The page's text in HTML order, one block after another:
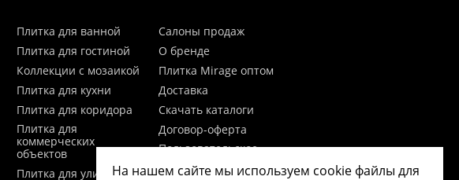
Плитка для ванной
Плитка для гостиной
Коллекции с мозаикой
Плитка для кухни
Плитка для коридора
Плитка для
коммерческих
объектов
Плитка для улицы
Салоны продаж
О бренде
Плитка Mirage оптом
Доставка
Скачать каталоги
Договор-оферта
Пользовательское
На нашем сайте мы используем cookie файлы для